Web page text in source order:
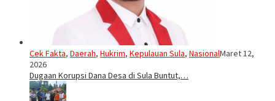
Cek Fakta, Daerah, Hukrim, Kepulauan Sula, NasionalMaret 12,
2026
Dugaan Korupsi Dana Desa di Sula Buntut,…